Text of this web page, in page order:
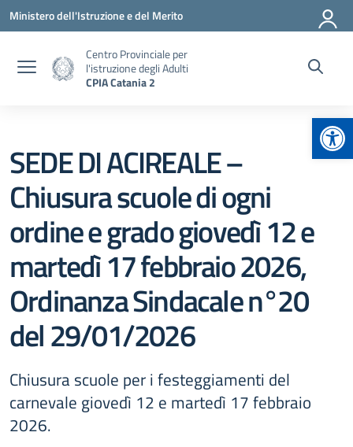
Vai ai contenuti
Vai al menu di navigazione
Vai al footer
Ministero dell'Istruzione e del Merito
Centro Provinciale per
l'istruzione degli Adulti
CPIA Catania 2
SEDE DI ACIREALE –
Chiusura scuole di ogni
ordine e grado giovedì 12 e
martedì 17 febbraio 2026,
Ordinanza Sindacale n°20
del 29/01/2026
Chiusura scuole per i festeggiamenti del
carnevale giovedì 12 e martedì 17 febbraio
2026.